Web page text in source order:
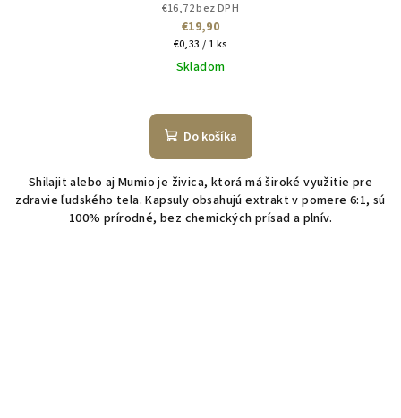
€16,72 bez DPH
€19,90
Jednotková
cena:
€0,33 / 1 ks
Skladom
Do košíka
Shilajit alebo aj Mumio je živica, ktorá má široké využitie pre
zdravie ľudského tela. Kapsuly obsahujú extrakt v pomere 6:1, sú
100% prírodné, bez chemických prísad a plnív.